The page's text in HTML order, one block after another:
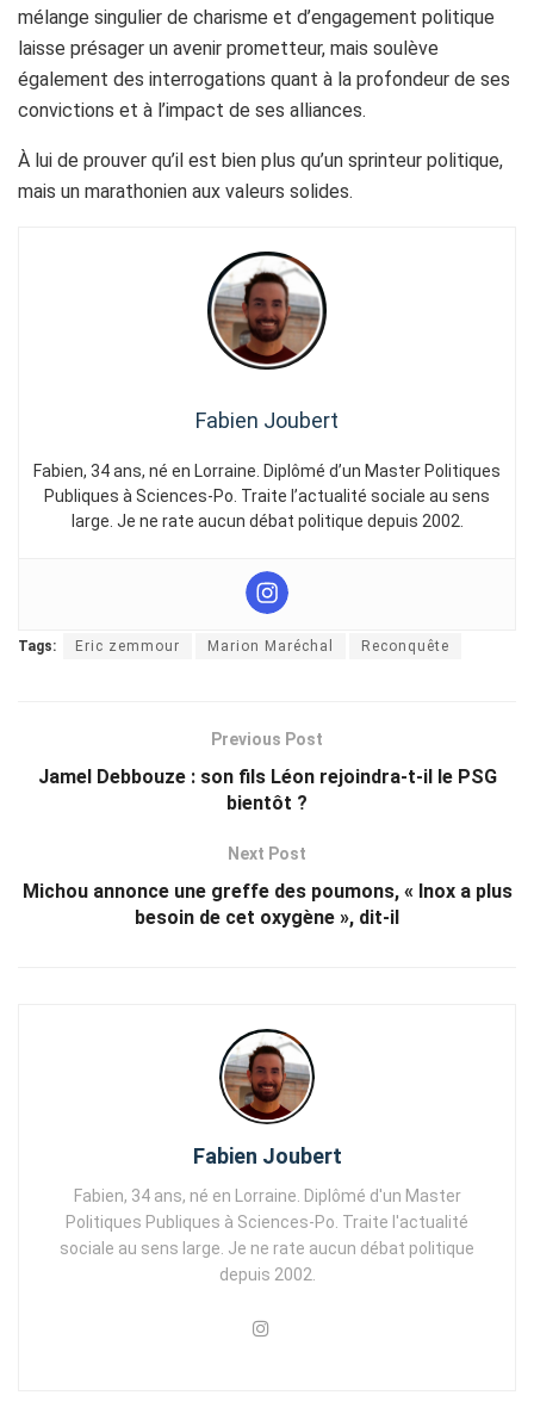
mélange singulier de charisme et d’engagement politique
laisse présager un avenir prometteur, mais soulève
également des interrogations quant à la profondeur de ses
convictions et à l’impact de ses alliances.
À lui de prouver qu’il est bien plus qu’un sprinteur politique,
mais un marathonien aux valeurs solides.
Fabien Joubert
Fabien, 34 ans, né en Lorraine. Diplômé d’un Master Politiques
Publiques à Sciences-Po. Traite l’actualité sociale au sens
large. Je ne rate aucun débat politique depuis 2002.
Tags: Eric zemmour Marion Maréchal Reconquête
Previous Post
Jamel Debbouze : son fils Léon rejoindra-t-il le PSG
bientôt ?
Next Post
Michou annonce une greffe des poumons, « Inox a plus
besoin de cet oxygène », dit-il
Fabien Joubert
Fabien, 34 ans, né en Lorraine. Diplômé d'un Master
Politiques Publiques à Sciences-Po. Traite l'actualité
sociale au sens large. Je ne rate aucun débat politique
depuis 2002.